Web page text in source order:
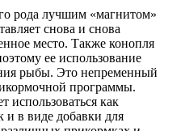
рода лучшим «магнитом»
снова и снова
место. Также конопля
ее использование
рыбы. Это непременный
программы.
как
и в виде добавки для